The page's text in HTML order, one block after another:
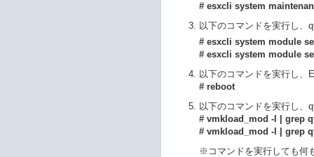
# esxcli system
以下のコマンドを実行し、
# esxcli system module
# esxcli system module
以下のコマンドを実行し、
# reboot
以下のコマンドを実行し、
# vmkload_mod -l | grep
# vmkload_mod -l | grep
※コマンドを実行しても何